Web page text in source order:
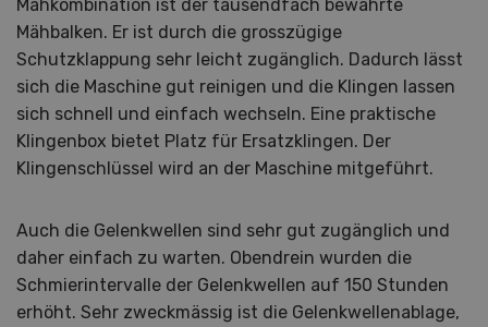
Mähkombination ist der tausendfach bewährte
Mähbalken. Er ist durch die grosszügige
Schutzklappung sehr leicht zugänglich. Dadurch lässt
sich die Maschine gut reinigen und die Klingen lassen
sich schnell und einfach wechseln. Eine praktische
Klingenbox bietet Platz für Ersatzklingen. Der
Klingenschlüssel wird an der Maschine mitgeführt.
Auch die Gelenkwellen sind sehr gut zugänglich und
daher einfach zu warten. Obendrein wurden die
Schmierintervalle der Gelenkwellen auf 150 Stunden
erhöht. Sehr zweckmässig ist die Gelenkwellenablage,